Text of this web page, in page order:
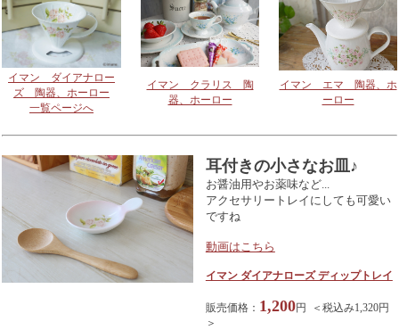
イマン ダイアナロー
ズ 陶器、ホーロー
一覧ページへ
イマン クラリス 陶
器、ホーロー
イマン エマ 陶器、ホ
ーロー
耳付きの小さなお皿♪
お醤油用やお薬味など...
アクセサリートレイにしても可愛い
ですね
動画はこちら
イマン ダイアナローズ ディップトレイ
販売価格： 1,200円 ＜税込み1,320円
＞